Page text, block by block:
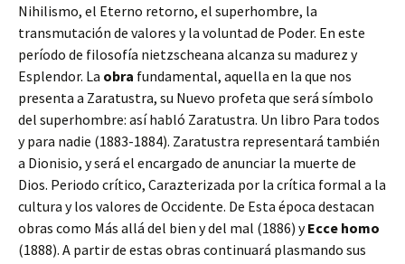
Nihilismo, el Eterno retorno, el superhombre, la
transmutación de valores y la voluntad de Poder. En este
período de filosofía nietzscheana alcanza su madurez y
Esplendor. La obra fundamental, aquella en la que nos
presenta a Zaratustra, su Nuevo profeta que será símbolo
del superhombre: así habló Zaratustra. Un libro Para todos
y para nadie (1883-1884). Zaratustra representará también
a Dionisio, y será el encargado de anunciar la muerte de
Dios. Periodo crítico, Carazterizada por la crítica formal a la
cultura y los valores de Occidente. De Esta época destacan
obras como Más allá del bien y del mal (1886) yEcce homo
(1888). A partir de estas obras continuará plasmando sus